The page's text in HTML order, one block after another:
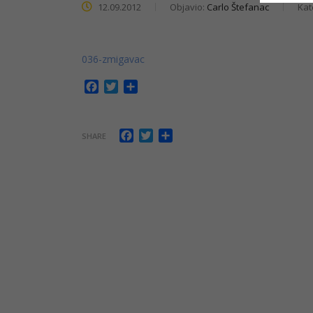
12.09.2012 Objavio: Carlo Štefanac
036-zmigavac
Facebook
Twitter
SHARE Facebook
Twitter